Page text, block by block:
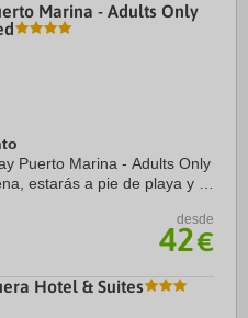
Marina - Adults Only
Puerto Marina - Adults Only
estarás a pie de playa y a
...
desde
42€
Hotel & Suites